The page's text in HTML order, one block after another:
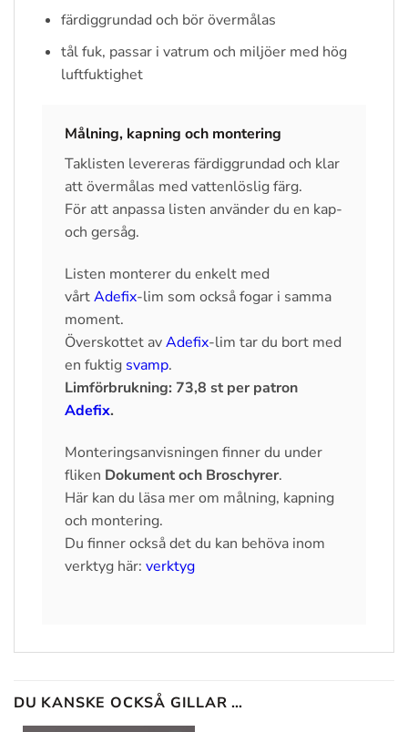
färdiggrundad och bör övermålas
tål fuk, passar i vatrum och miljöer med hög
luftfuktighet
Målning, kapning och montering
Taklisten levereras färdiggrundad och klar
att övermålas med vattenlöslig färg.
För att anpassa listen använder du en kap-
och gersåg.
Listen monterer du enkelt med
vårtAdefix-lim som också fogar i samma
moment.
Överskottet avAdefix-lim tar du bort med
en fuktig svamp.
Limförbrukning: 73,8 st per patron
Adefix.
Monteringsanvisningen finner du under
fliken Dokument och Broschyrer.
Här kan du läsa mer om målning, kapning
och montering.
Du finner också det du kan behöva inom
verktyg här: verktyg
DU KANSKE OCKSÅ GILLAR …